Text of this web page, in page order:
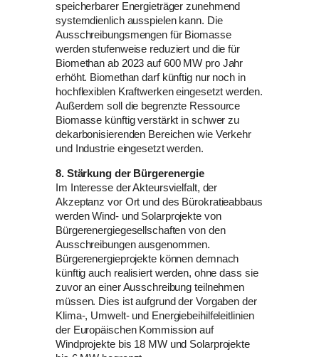
speicherbarer Energieträger zunehmend
systemdienlich ausspielen kann. Die
Ausschreibungsmengen für Biomasse
werden stufenweise reduziert und die für
Biomethan ab 2023 auf 600 MW pro Jahr
erhöht. Biomethan darf künftig nur noch in
hochflexiblen Kraftwerken eingesetzt werden.
Außerdem soll die begrenzte Ressource
Biomasse künftig verstärkt in schwer zu
dekarbonisierenden Bereichen wie Verkehr
und Industrie eingesetzt werden.
8. Stärkung der Bürgerenergie
Im Interesse der Akteursvielfalt, der
Akzeptanz vor Ort und des Bürokratieabbaus
werden Wind- und Solarprojekte von
Bürgerenergiegesellschaften von den
Ausschreibungen ausgenommen.
Bürgerenergieprojekte können demnach
künftig auch realisiert werden, ohne dass sie
zuvor an einer Ausschreibung teilnehmen
müssen. Dies ist aufgrund der Vorgaben der
Klima-, Umwelt- und Energiebeihilfeleitlinien
der Europäischen Kommission auf
Windprojekte bis 18 MW und Solarprojekte